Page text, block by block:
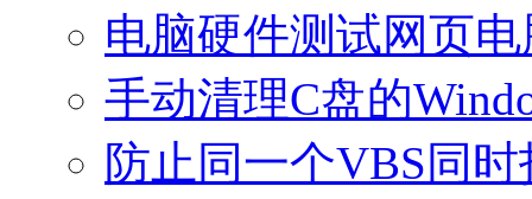
电脑硬件测试网页
手动清理C盘的
防止同一个VBS同